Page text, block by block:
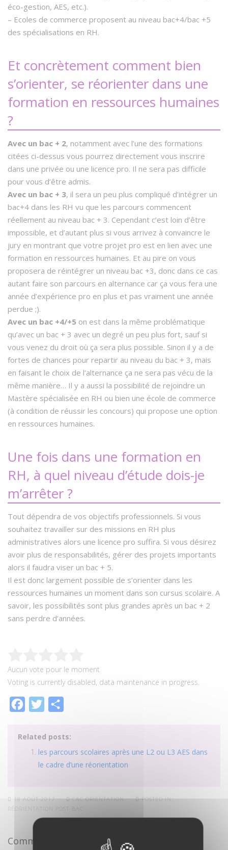
éco-gestion, AES, etc.).
– Ecoles de commerce proposent au niveau bac+4/bac +5
des spécialisations en RH.
Et concrètement comment bien
s’orienter, se réorienter dans une
formation en ressources humaines
?
Avec un bac + 2, notamment avec l’une des formations
citées ci-dessus vous pourrez directement vous inscrire
dans une privée ou une licence pro. Il ne sera pas difficile
pour vous d’être admis.
Avec un bac + 3, il sera un peu plus compliqué d’intégrer un
bac+4 dans les RH vu que les parcours commencent
réellement au niveau bac + 3. Cependant c’est loin d’être
impossible, et d’autant plus si vous arrivez à convaincre le
jury en montrant que votre projet pro est en lien avec une
formation en ressources humaines. Et au pire on vous
proposera de réintégrer un niveau bac +3, donc dans ce cas
autant faire son parcours en alternance car ça vous fera une
année d’expérience pro en plus et pas vraiment une année
perdue ;).
Avec un bac +4/+5 on est dans la même problématique
qu’avec un bac + 3 avec un degré un peu plus fort, sauf si
vous venez du droit où ça sera plus possible. Sinon il y a de
fortes de chances pour repartir au niveau du bac + 3, mais
en faisant le choix de l’alternance ça ne sera pas vécu de la
même manière… Il y a aussi la possibilité de rejoindre un
Mastère spécialisée en RH ou bien une école de commerce
(à condition de réussir les concours) qui propose une option
en ressources humaines.
Une fois dans une formation en
RH, à quel niveau d’étude dois-je
m’arrêter ?
Tout dépendra de vos objectifs professionnels. Si vous
souhaitez travailler sur des missions en RH plus
administratives alors une licence pro suffira. Si vous désirez
avoir plus de responsabilités, gérer des projets importants
alors il faudra viser un bac + 5.
Il est donc largement possible de s’orienter dans les
ressources humaines un moment dans son cursus scolaire. A
savoir, les possibilités sont plus grandes après un bac + 2
sans perdre d’années.
Aucun vote pour le moment
Voting is currently disabled, data maintenance in progress.
Facebook
Twitter
Related posts:
les parcours scolaires après une L2 ou L3 AES dans
le cadre d’une réorientation
18 AOÛT 2017 C&C ORIENTATION
POSTED IN:
RÉORIENTATION POST-BAC
Commentaire